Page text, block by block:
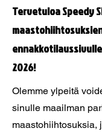
Tervetuloa Speedy
2026!
Olemme ylpeitä
sinulle maailman
maastohiihtosuksia,